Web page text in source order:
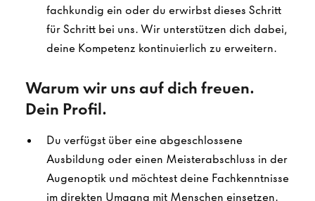
fachkundig ein oder du erwirbst dieses Schritt
für Schritt bei uns. Wir unterstützen dich dabei,
deine Kompetenz kontinuierlich zu erweitern.
Warum wir uns auf dich freuen.
Dein Profil.
Du verfügst über eine abgeschlossene
Ausbildung oder einen Meisterabschluss in der
Augenoptik und möchtest deine Fachkenntnisse
im direkten Umgang mit Menschen einsetzen.